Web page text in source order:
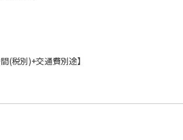
税別)+交通費別途】